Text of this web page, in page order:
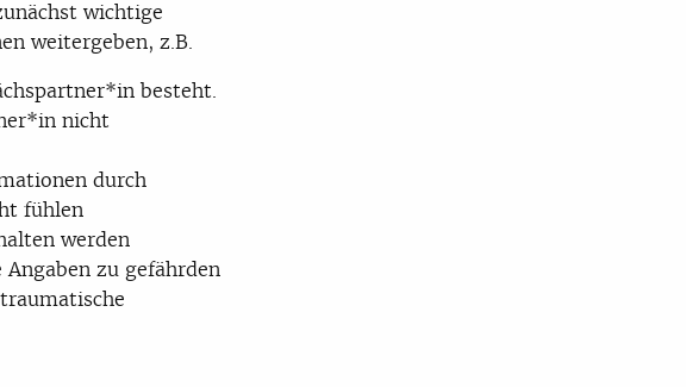
wichtige
weitergeben, z.B.
besteht.
nicht
durch
fühlen
werden
zu gefährden